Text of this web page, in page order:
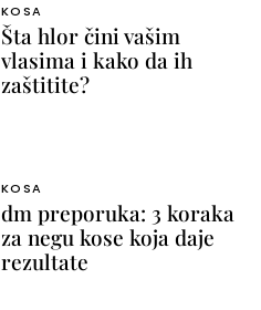
KOSA
Šta hlor čini vašim
vlasima i kako da ih
zaštitite?
KOSA
dm preporuka: 3 koraka
za negu kose koja daje
rezultate